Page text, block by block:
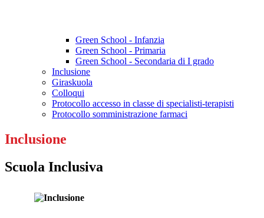
Green School - Infanzia
Green School - Primaria
Green School - Secondaria di I grado
Inclusione
Giraskuola
Colloqui
Protocollo accesso in classe di specialisti-terapisti
Protocollo somministrazione farmaci
Inclusione
Scuola Inclusiva